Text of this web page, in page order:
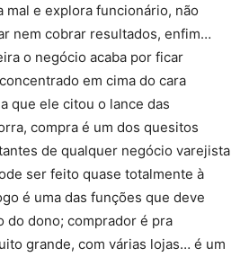
mal e explora funcionário, não
nem cobrar resultados, enfim…
o negócio acaba por ficar
em cima do cara
que ele citou o lance das
compra é um dos quesitos
de qualquer negócio varejista
ser feito quase totalmente à
é uma das funções que deve
do dono; comprador é pra
grande, com várias lojas… é um